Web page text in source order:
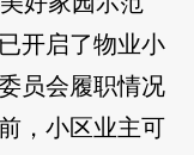
开启了物业小
员会履职情况
，小区业主可